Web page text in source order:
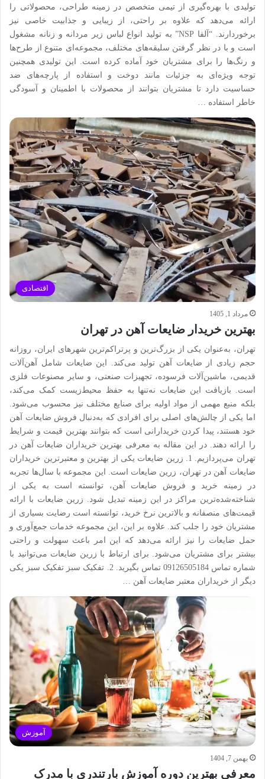
تولیدی با بهره‌گیری از تیمی متخصص در زمینه طراحی، محصولاتی را
ارائه می‌دهد که علاوه بر راحتی، از زیبایی و جذابیت خاصی نیز
برخوردارند. “آلفا NSP” به تولید انواع لباس زیر مردانه و زنانه مشغول
است و با در نظر گرفتن سلیقه‌های مختلف، مجموعه‌ای متنوع از طرح‌ها
و رنگ‌ها را برای مشتریان خود آماده کرده است. این تولیدی همچنین
توجه ویژه‌ای به جزئیات مانند دوخت و استفاده از پارچه‌های ضد
حساسیت دارد تا مشتریان بتوانند از محصولات با اطمینان و آسودگی
خاطر استفاده …
اقتصادی
مرداد 1, 1405
بهترین خریدار ضایعات آهن در تهران
تهران، به‌عنوان یکی از بزرگ‌ترین و پرتراکم‌ترین شهرهای ایران، روزانه
حجم زیادی از ضایعات آهن تولید می‌کند. این ضایعات شامل آهن‌آلات
قدیمی، ماشین‌آلات فرسوده، تجهیزات صنعتی، و سایر مصنوعات فلزی
است. بازیافت این ضایعات نه‌تنها به حفظ محیط‌زیست کمک می‌کند،
بلکه منبع مهمی از مواد اولیه برای صنایع مختلف نیز محسوب می‌شود.
اما یکی از چالش‌های اصلی برای افرادی که به‌دنبال فروش ضایعات آهن
خود هستند، پیدا کردن خریدارانی است که بتوانند بهترین قیمت و شرایط
را ارائه دهند. در این مقاله به معرفی بهترین خریداران ضایعات آهن در
تهران می‌پردازیم. 1. زرین ضایعات یکی از بهترین و معتبرترین خریداران
ضایعات آهن در تهران، زرین ضایعات است. این مجموعه با سال‌ها تجربه
در زمینه خرید و فروش ضایعات آهن، توانسته است به یکی از
شناخته‌شده‌ترین مراکز در این زمینه تبدیل شود. زرین ضایعات با ارائه
قیمت‌های منصفانه و بالاترین نرخ خرید، توانسته است رضایت بسیاری از
مشتریان خود را جلب کند. علاوه بر این، این مجموعه خدمات جمع‌آوری و
حمل ضایعات را نیز ارائه می‌دهد که این امر باعث سهولت و راحتی
بیشتر برای مشتریان می‌شود. برای ارتباط با زرین ضایعات می‌توانید با
شماره تماس 09126505184 تماس بگیرید. 2. تفکیک سبز تفکیک سبز یکی
دیگر از خریداران معتبر ضایعات آهن …
آموزش
بهمن 7, 1404
معرفی بهترین دوره آموزش بارتندری با مدرک